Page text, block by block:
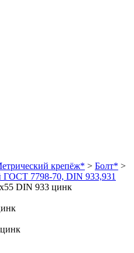
крепёж* > Болт* >
ГОСТ 7798-70, DIN 933,931
DIN 933 цинк